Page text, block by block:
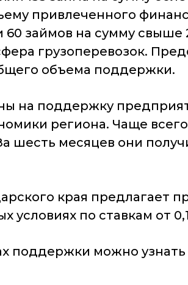
привлеченного
займов на сумму свыше
грузоперевозок.
объема поддержки.
на поддержку
региона. Чаще
месяцев они
края предлагает
по ставкам от
поддержки можно узнать